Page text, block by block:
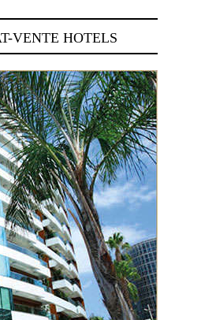
VENTE HOTELS